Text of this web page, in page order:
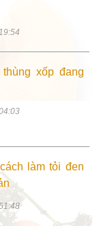
xốp đang
làm tỏi đen